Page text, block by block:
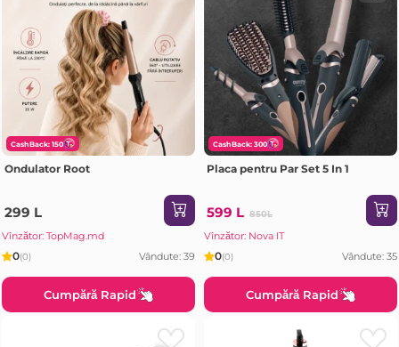
CashBack: 150
Ondulator Root
299 L
Vînzător: TopMag.md
0(0) Vândute: 39
Cumpără Rapid
CashBack: 300
Placa pentru Par Set 5 In 1
599 L 850L
Vînzător: Nova IT
0(0) Vândute: 35
Cumpără Rapid